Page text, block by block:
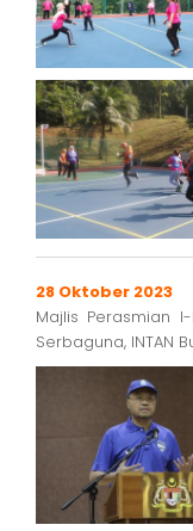
28 Oktober 2023
Majlis Perasmian
Serbaguna, INTAN